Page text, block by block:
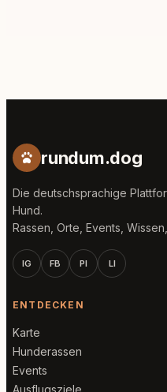
rundum.dog
Die deutschsprachige
Hund.
Rassen, Orte, Events,
IG FB PI LI
ENTDECKEN
Karte
Hunderassen
Events
Ausflugsziele